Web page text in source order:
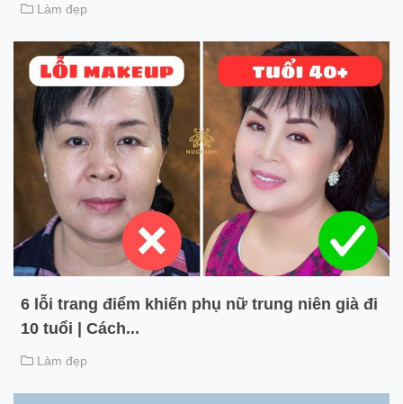
Làm đẹp
6 lỗi trang điểm khiến phụ nữ trung niên già đi
10 tuổi | Cách...
Làm đẹp